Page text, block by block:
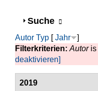
Anzeigen
Suche
Autor Typ [Jahr
]
Filterkriterien: Autoris
deaktivieren]
2019